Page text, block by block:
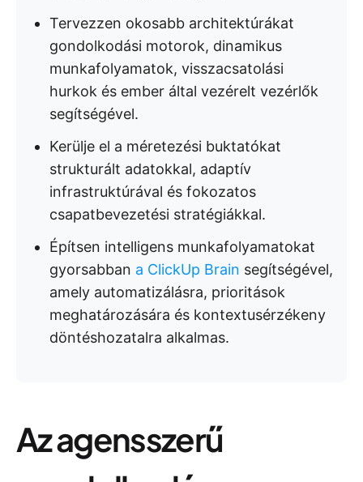
Tervezzen okosabb architektúrákat
gondolkodási motorok, dinamikus
munkafolyamatok, visszacsatolási
hurkok és ember által vezérelt vezérlők
segítségével.
Kerülje el a méretezési buktatókat
strukturált adatokkal, adaptív
infrastruktúrával és fokozatos
csapatbevezetési stratégiákkal.
Építsen intelligens munkafolyamatokat
gyorsabban a ClickUp Brain segítségével,
amely automatizálásra, prioritások
meghatározására és kontextusérzékeny
döntéshozatalra alkalmas.
Az agensszerű